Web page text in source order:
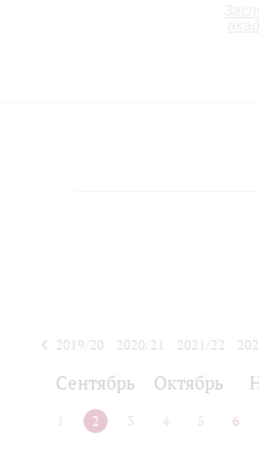
2019/20 2020/21 2021/22
Сентябрь Октябрь
2 3 4 5 6